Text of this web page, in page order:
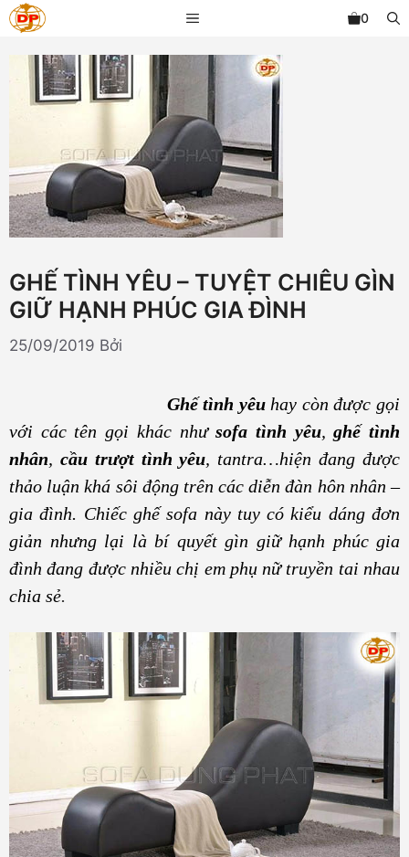
Chuyển
đến
dung
MENU 0
GHẾ TÌNH YÊU – TUYỆT CHIÊU GÌN
GIỮ HẠNH PHÚC GIA ĐÌNH
25/09/2019 Bởi
Ghế tình yêuhay còn được gọi
với các tên gọi khác nhưsofa tình yêu,ghế tình
nhân, cầu trượt tình yêu, tantra…hiện đang được
thảo luận khá sôi động trên các diễn đàn hôn nhân –
gia đình. Chiếc ghế sofa này tuy có kiểu dáng đơn
giản nhưng lại là bí quyết gìn giữ hạnh phúc gia
đình đang được nhiều chị em phụ nữ truyền tai nhau
chia sẻ.